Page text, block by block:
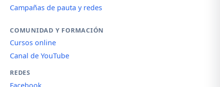
Campañas de pauta y redes
COMUNIDAD Y FORMACIÓN
Cursos online
Canal de YouTube
REDES